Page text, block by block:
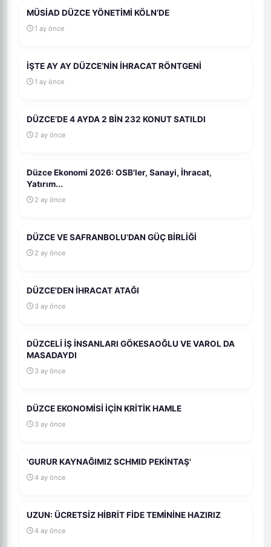
MÜSİAD DÜZCE YÖNETİMİ KÖLN’DE
1 ay önce
İŞTE AY AY DÜZCE’NİN İHRACAT RÖNTGENİ
1 ay önce
DÜZCE’DE 4 AYDA 2 BİN 232 KONUT SATILDI
2 ay önce
Düzce Ekonomi 2026: OSB'ler, Sanayi, İhracat,
Yatırım...
2 ay önce
DÜZCE VE SAFRANBOLU’DAN GÜÇ BİRLİĞİ
2 ay önce
DÜZCE'DEN İHRACAT ATAĞI
3 ay önce
DÜZCELİ İŞ İNSANLARI GÖKESAOĞLU VE VAROL DA
MASADAYDI
3 ay önce
DÜZCE EKONOMİSİ İÇİN KRİTİK HAMLE
3 ay önce
'GURUR KAYNAĞIMIZ SCHMID PEKİNTAŞ'
4 ay önce
UZUN: ÜCRETSİZ HİBRİT FİDE TEMİNİNE HAZIRIZ
4 ay önce